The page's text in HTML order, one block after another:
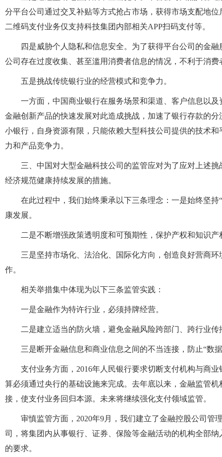
分平台公司通过交叉补贴等方式抢占市场，获得市场支配地
二维码支付业务仅支持科技集团内部相关APP扫码支付等。
四是威胁个人隐私和信息安全。为了获得平台公司的金
公司存在过度收集、甚至滥用消费者信息的情况，不利于消
五是挑战传统银行业的经营模式和竞争力。
一方面，中国商业银行在服务场景和渠道、客户信息以
金融创新产品的快速发展对此造成挑战，加速了银行存款的
小银行，自身资源有限，只能依赖大型科技公司提供的技术
力和产品竞争力。
三、中国对大型金融科技公司的监管应对为了应对上述
经济规范健康持续发展的措施。
在此过程中，我们始终秉承以下三条理念：一是始终坚
康发展。
二是不断增强政策透明度和可预期性，保护产权和知识
三是坚持市场化、法治化、国际化方向，创造良好营商
作。
相关举措集中体现为以下三条监管实践：
一是金融作为特许行业，必须持牌经营。
二是建立适当的防火墙，避免金融风险跨部门、跨行业传
三是断开金融信息和商业信息之间的不当连接，防止“数
支付业务方面，2016年人民银行要求切断支付机构与商
算必须通过央行的基础设施来完成。去年底以来，金融监管
接，使支付业务回归本源。未来将继续强化支付领域监管。
审慎监管方面，2020年9月，我们建立了金融控股公司
司，将集团内从事银行、证券、保险等金融活动的机构全部
的要求。